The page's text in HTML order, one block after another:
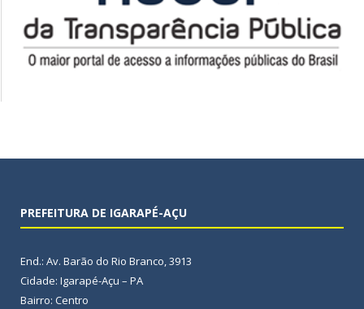
PREFEITURA DE IGARAPÉ-AÇU
End.: Av. Barão do Rio Branco, 3913
Cidade: Igarapé-Açu – PA
Bairro: Centro